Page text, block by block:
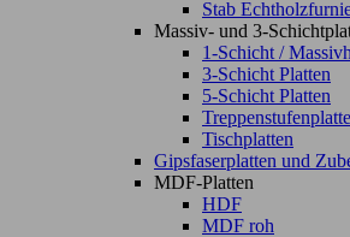
Stab
Massiv- und 3-
1-Schicht /
3-Schicht Platten
5-Schicht Platten
Tischplatten
Gipsfaserplatten und
MDF-Platten
HDF
MDF roh